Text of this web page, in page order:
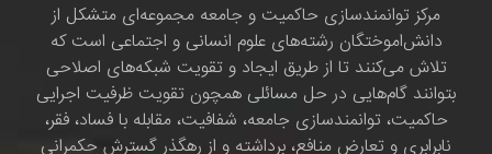
مرکز توانمندسازی حاکمیت و جامعه مجموعه‌ای متشکل از
دانش‌اموختگان رشته‌های علوم انسانی و اجتماعی است که
تلاش می‌کنند تا از طریق ایجاد و تقویت شبکه‌های اصلاحی
بتوانند گام‌هایی در حل مسائلی همچون تقویت ظرفیت اجرایی
حاکمیت، توانمندسازی جامعه، شفافیت، مقابله با فساد، فقر،
نابرابری و تعارض منافع، برداشته و از رهگذر گسترش حکمرانی